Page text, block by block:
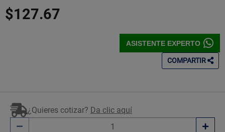
Estrellas!
$127.67
ASISTENTE EXPERTO
COMPARTIR
¿Quieres cotizar? Da clic aquí